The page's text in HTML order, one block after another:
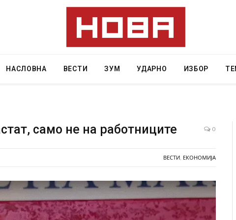
НАСЛОВНА ВЕСТИ ЗУМ УДАРНО ИЗБОР
само не на работниците 0
ВЕСТИ ЕКОНОМИЈА